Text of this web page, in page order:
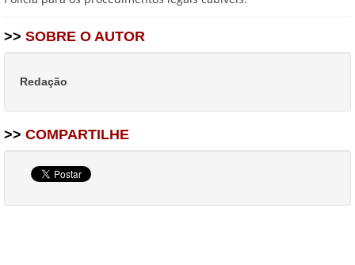
>> SOBRE O AUTOR
Redação
>> COMPARTILHE